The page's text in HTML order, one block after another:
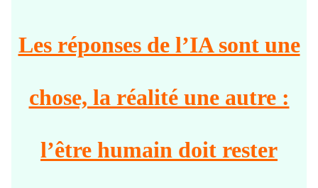
Les réponses de l’IA sont une
chose, la réalité une autre :
l’être humain doit rester